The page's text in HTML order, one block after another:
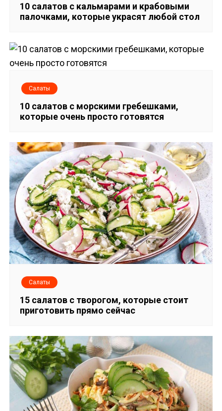
ц
и
з
а
п
и
с
я
м
10 салатов с кальмарами и крабовыми
палочками, которые украсят любой стол
Салаты
10 cалатов с морскими гребешками,
которые очень просто готовятся
Салаты
15 салатов с творогом, которые стоит
приготовить прямо сейчас